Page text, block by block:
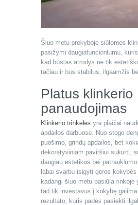
Šiuo metu prekyboje siūlomos
pasižymi daugiafuncionlumu, kuris
kad būstas atrodys ne tik
tačiau ir bus stabilus, ilgaamžis
Platus klinkerio
panaudojimas
Klinkerio trinkelės yra plačiai
apdailos darbuose. Nuo stogo
puošimo, grindų apdailos, bet
dekoratyviniam paviršiui sukurti,
daugiau estetikos bei
labai svarbu įsigyti geros kokybės
kadangi šiuo metu pasiūla rinkoje
tad tik investavus į kokybę
rezultato, kuris padės pasiekti